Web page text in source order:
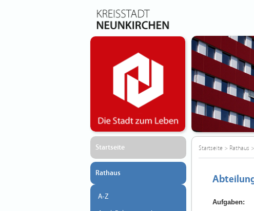
Startseite
Rathaus
A-Z
Startseite> Rathaus >
Aufgaben: